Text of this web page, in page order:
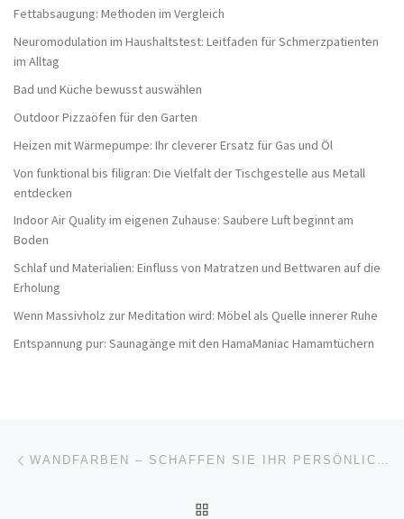
Fettabsaugung: Methoden im Vergleich
Neuromodulation im Haushaltstest: Leitfaden für Schmerzpatienten
im Alltag
Bad und Küche bewusst auswählen
Outdoor Pizzaöfen für den Garten
Heizen mit Wärmepumpe: Ihr cleverer Ersatz für Gas und Öl
Von funktional bis filigran: Die Vielfalt der Tischgestelle aus Metall
entdecken
Indoor Air Quality im eigenen Zuhause: Saubere Luft beginnt am
Boden
Schlaf und Materialien: Einfluss von Matratzen und Bettwaren auf die
Erholung
Wenn Massivholz zur Meditation wird: Möbel als Quelle innerer Ruhe
Entspannung pur: Saunagänge mit den HamaManiac Hamamtüchern
Beitragsnavigation WANDFARBEN – SCHAFFEN SIE IHR PERSÖNLICHES AMBIENTE